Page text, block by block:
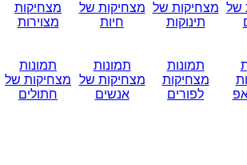
של מצחיקות של
תינוקות
מצחיקות של
חיות
מצחיקות
מצוירות
תמונות
מצחיקות
לפורים
תמונות
מצחיקות של
אנשים
תמונות
מצחיקות של
חתולים